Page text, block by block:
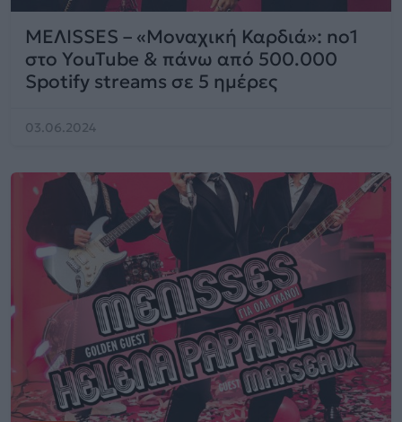
ΜΕΛΙSSES – «Μοναχική Καρδιά»: no1
στο YouTube & πάνω από 500.000
Spotify streams σε 5 ημέρες
03.06.2024